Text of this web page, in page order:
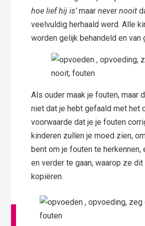
hoe lief hij is’maarnever nooit
veelvuldig herhaald werd. Alle
worden gelijk behandeld en van
Als ouder maak je fouten, maar
niet dat je hebt gefaald met het
voorwaarde dat je je fouten
kinderen zullen je moed zien,
bent om je fouten te herkennen,
en verder te gaan, waarop ze
kopiëren.